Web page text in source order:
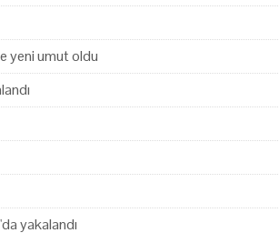
yeni umut oldu
yakalandı